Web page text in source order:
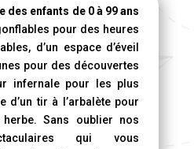
des enfants de 0 à 99 ans
pour des heures
d’un espace d’éveil
pour des découvertes
infernale pour les plus
d’un tir à l’arbalète pour
herbe. Sans oublier nos
qui vous